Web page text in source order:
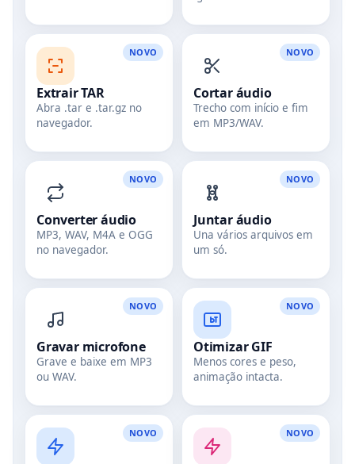
NOVO
Extrair TAR
Abra .tar e .tar.gz no
navegador.
NOVO
Cortar áudio
Trecho com início e fim
em MP3/WAV.
NOVO
Converter áudio
MP3, WAV, M4A e OGG
no navegador.
NOVO
Juntar áudio
Una vários arquivos em
um só.
NOVO
Gravar microfone
Grave e baixe em MP3
ou WAV.
NOVO
Otimizar GIF
Menos cores e peso,
animação intacta.
NOVO NOVO